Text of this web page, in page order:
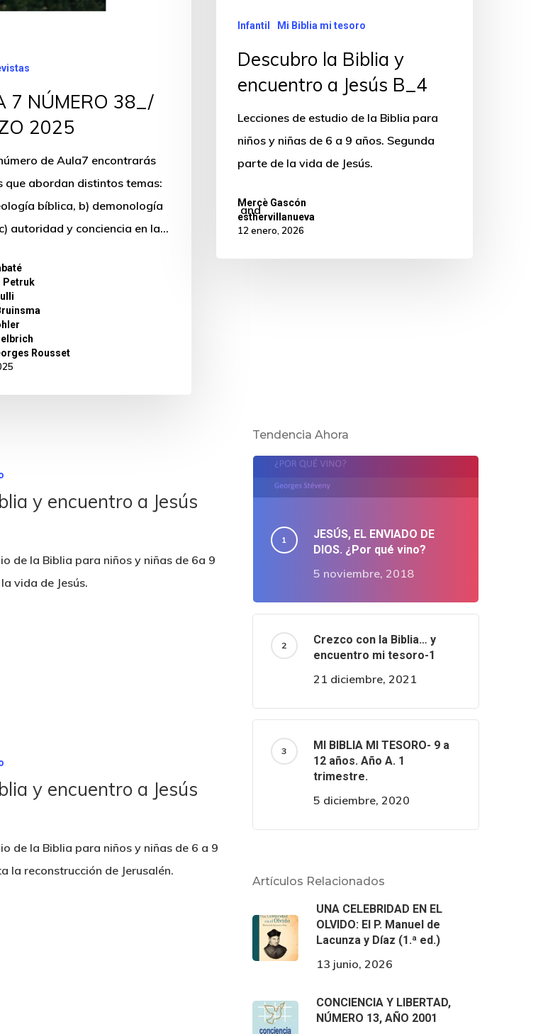
Infantil Mi Biblia mi tesoro
Descubro la Biblia y
encuentro a Jesús B_4
Lecciones de estudio de la Biblia para
niños y niñas de 6 a 9 años. Segunda
parte de la vida de Jesús.
Mercè Gascón
and
esthervillanueva
12 enero, 2026
7 NÚMERO 38_/
2025
de Aula7 encontrarás
que abordan distintos temas:
bíblica, b) demonología
autoridad y conciencia en la…
Petruk
Rousset
y encuentro a Jesús
de la Biblia para niños y niñas de 6a 9
vida de Jesús.
y encuentro a Jesús
de la Biblia para niños y niñas de 6 a 9
la reconstrucción de Jerusalén.
Tendencia Ahora
JESÚS, EL ENVIADO DE
DIOS. ¿Por qué vino?
5 noviembre, 2018
Crezco con la Biblia… y
encuentro mi tesoro-1
21 diciembre, 2021
MI BIBLIA MI TESORO- 9 a
12 años. Año A. 1
trimestre.
5 diciembre, 2020
Artículos Relacionados
UNA CELEBRIDAD EN EL
OLVIDO: El P. Manuel de
Lacunza y Díaz (1.ª ed.)
13 junio, 2026
CONCIENCIA Y LIBERTAD,
NÚMERO 13, AÑO 2001